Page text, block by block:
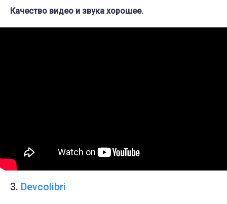
Качество видео и звука хорошее.
3. Devcolibri